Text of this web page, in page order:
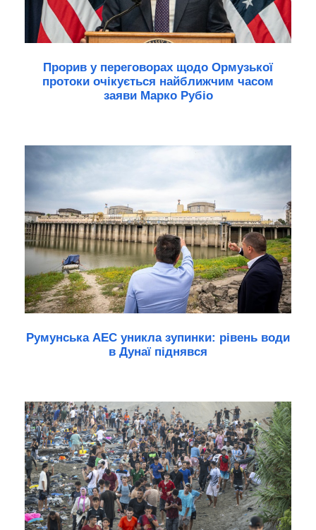
Прорив у переговорах щодо Ормузької
протоки очікується найближчим часом
заяви Марко Рубіо
Румунська АЕС уникла зупинки: рівень води
в Дунаї піднявся